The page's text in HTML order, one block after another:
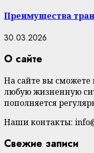
Преимущества
30.03.2026
О сайте
На сайте вы сможете
любую жизненную
пополняется
Наши контакты:
Свежие записи